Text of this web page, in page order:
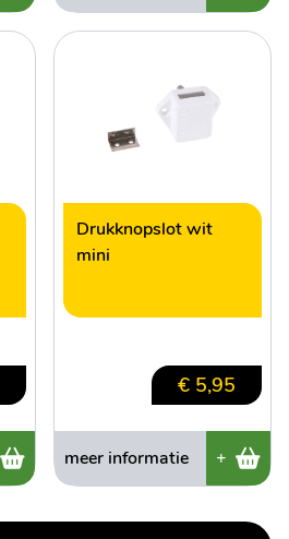
Drukknopslot wit
mini
€ 5,95
meer informatie +